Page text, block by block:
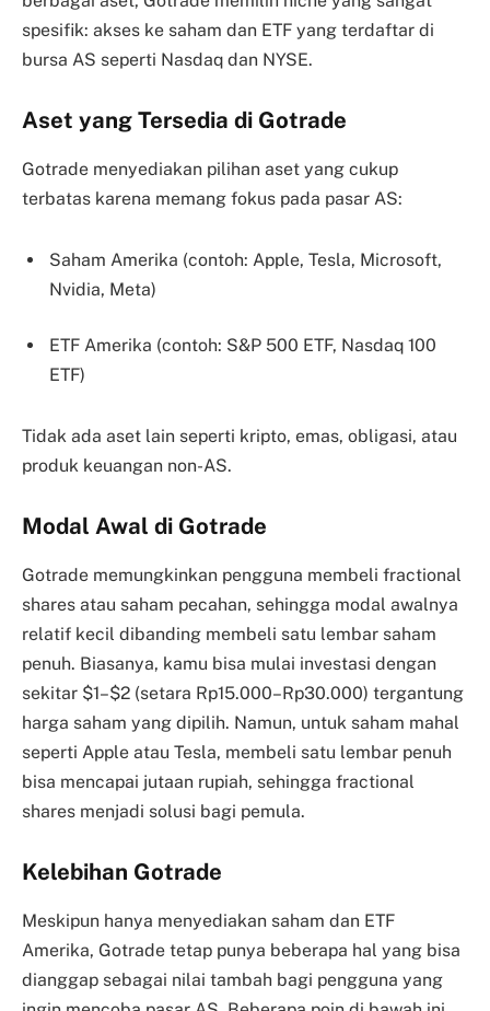
spesifik: akses ke saham dan ETF yang terdaftar di
bursa AS seperti Nasdaq dan NYSE.
Aset yang Tersedia di Gotrade
Gotrade menyediakan pilihan aset yang cukup
terbatas karena memang fokus pada pasar AS:
Saham Amerika (contoh: Apple, Tesla, Microsoft,
Nvidia, Meta)
ETF Amerika (contoh: S&P 500 ETF, Nasdaq 100
ETF)
Tidak ada aset lain seperti kripto, emas, obligasi, atau
produk keuangan non-AS.
Modal Awal di Gotrade
Gotrade memungkinkan pengguna membeli fractional
shares atau saham pecahan, sehingga modal awalnya
relatif kecil dibanding membeli satu lembar saham
penuh. Biasanya, kamu bisa mulai investasi dengan
sekitar $1–$2 (setara Rp15.000–Rp30.000) tergantung
harga saham yang dipilih. Namun, untuk saham mahal
seperti Apple atau Tesla, membeli satu lembar penuh
bisa mencapai jutaan rupiah, sehingga fractional
shares menjadi solusi bagi pemula.
Kelebihan Gotrade
Meskipun hanya menyediakan saham dan ETF
Amerika, Gotrade tetap punya beberapa hal yang bisa
dianggap sebagai nilai tambah bagi pengguna yang